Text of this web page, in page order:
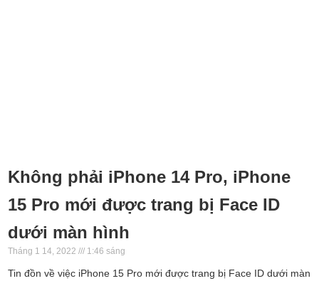
Không phải iPhone 14 Pro, iPhone
15 Pro mới được trang bị Face ID
dưới màn hình
Tháng 1 14, 2022 1:46 sáng
Tin đồn về việc iPhone 15 Pro mới được trang bị Face ID dưới màn